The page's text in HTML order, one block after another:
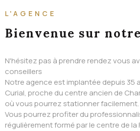
L'AGENCE
Bienvenue sur
N'hésitez pas à prendre rendez vous
conseillers
Notre agence est implantée depuis 35
Curial, proche du centre ancien de
où vous pourrez stationner facilement.
Vous pourrez profiter du
régulièrement formé par le centre de la